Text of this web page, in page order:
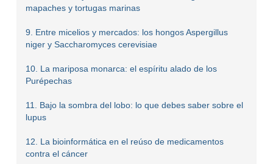
mapaches y tortugas marinas
9. Entre micelios y mercados: los hongos Aspergillus
niger y Saccharomyces cerevisiae
10. La mariposa monarca: el espíritu alado de los
Purépechas
11. Bajo la sombra del lobo: lo que debes saber sobre el
lupus
12. La bioinformática en el reúso de medicamentos
contra el cáncer